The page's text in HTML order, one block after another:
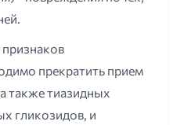
прекратить прием
также тиазидных
гликозидов, и